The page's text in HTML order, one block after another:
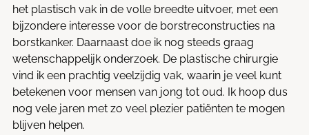
het plastisch vak in de volle breedte uitvoer, met een
bijzondere interesse voor de borstreconstructies na
borstkanker. Daarnaast doe ik nog steeds graag
wetenschappelijk onderzoek. De plastische chirurgie
vind ik een prachtig veelzijdig vak, waarin je veel kunt
betekenen voor mensen van jong tot oud. Ik hoop dus
nog vele jaren met zo veel plezier patiënten te mogen
blijven helpen.